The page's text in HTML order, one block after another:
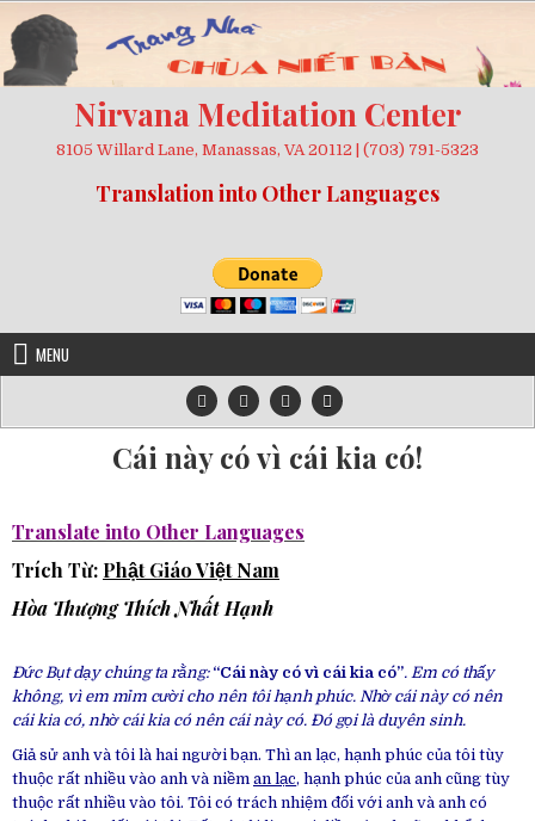
to
content
Nirvana Meditation Center
8105 Willard Lane, Manassas, VA 20112 | (703) 791-5323
Translation into Other Languages
MENU
Cái này có vì cái kia có!
Translate into Other Languages
Trích Từ: Phật Giáo Việt Nam
Hòa ThượngThích Nhất Hạnh
Đức Bụt dạy chúng ta rằng: “Cái này có vì cái kia có”. Em có thấy
không, vì em mỉm cười cho nên tôi hạnh phúc. Nhờ cái này có nên
cái kia có, nhờ cái kia có nên cái này có. Đó gọi là duyên sinh.
Giả sử anh và tôi là hai người bạn. Thì an lạc, hạnh phúc của tôi tùy
thuộc rất nhiều vào anh và niềm an lạc, hạnh phúc của anh cũng tùy
thuộc rất nhiều vào tôi. Tôi có trách nhiệm đối với anh và anh có